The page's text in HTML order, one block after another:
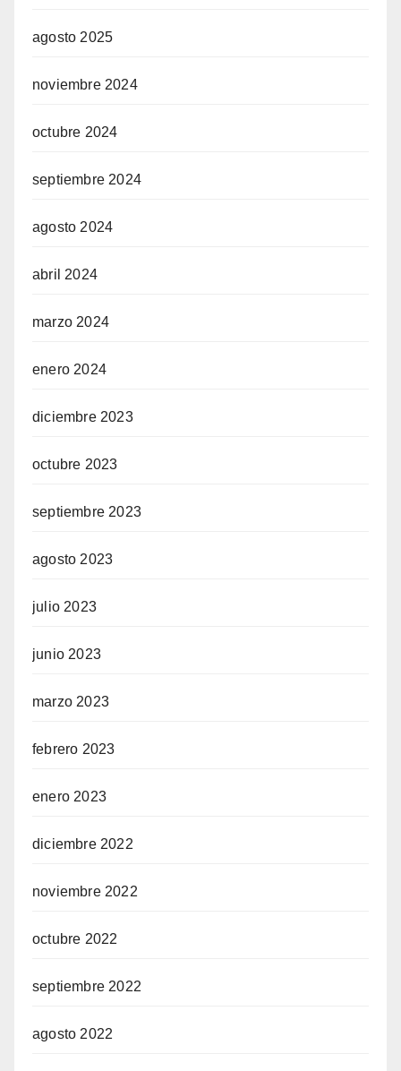
agosto 2025
noviembre 2024
octubre 2024
septiembre 2024
agosto 2024
abril 2024
marzo 2024
enero 2024
diciembre 2023
octubre 2023
septiembre 2023
agosto 2023
julio 2023
junio 2023
marzo 2023
febrero 2023
enero 2023
diciembre 2022
noviembre 2022
octubre 2022
septiembre 2022
agosto 2022